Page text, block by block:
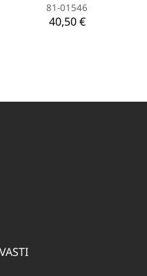
81-01546
40,50 €